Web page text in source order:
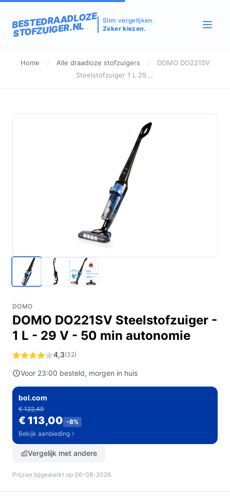
BESTEDRAADLOZE
STOFZUIGER.NL
Slim vergelijken.
Zeker kiezen.
Home / Alle draadloze stofzuigers /
DOMO DO221SV
Steelstofzuiger 1 L 29....
DOMO
DOMO DO221SV Steelstofzuiger -
1 L - 29 V - 50 min autonomie
4,3(32)
Voor 23:00 besteld, morgen in huis
bol.com
€ 122,49
€ 113,00 -8%
Bekijk aanbieding
Vergelijk met andere
Prijzen bijgewerkt op 06-08-2026